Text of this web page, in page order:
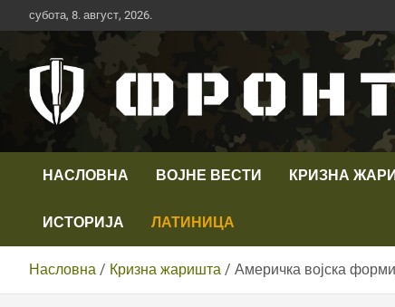
Скип
то
субота, 8. август, 2026.
Телевизија ФРОНТ
НАСЛОВНА ВОЈНЕ ВЕСТИ КРИЗНА
ИСТОРИЈА ЛАТИНИЦА
Насловна Кризна жаришта Америчка војска